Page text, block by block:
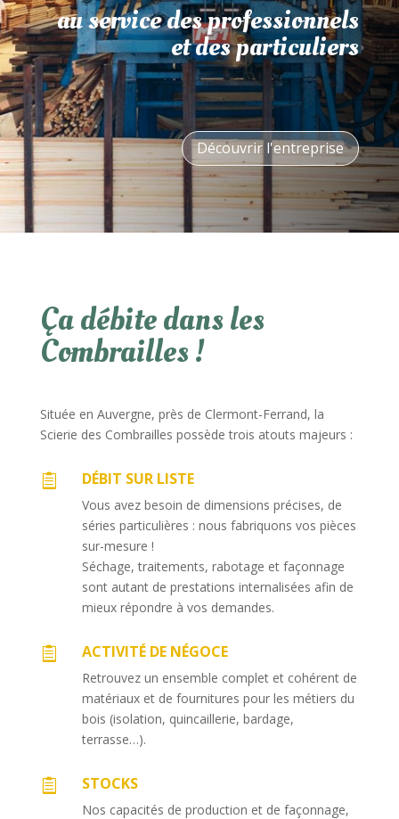
au service des professionnels
et des particuliers
Découvrir l'entreprise
Ça débite dans les
Combrailles !
Située en Auvergne, près de Clermont-Ferrand, la
Scierie des Combrailles possède trois atouts majeurs :
 DÉBIT SUR LISTE
Vous avez besoin de dimensions précises, de
séries particulières : nous fabriquons vos pièces
sur-mesure !
Séchage, traitements, rabotage et façonnage
sont autant de prestations internalisées afin de
mieux répondre à vos demandes.
 ACTIVITÉ DE NÉGOCE
Retrouvez un ensemble complet et cohérent de
matériaux et de fournitures pour les métiers du
bois (isolation, quincaillerie, bardage,
terrasse…).
 STOCKS
Nos capacités de production et de façonnage,